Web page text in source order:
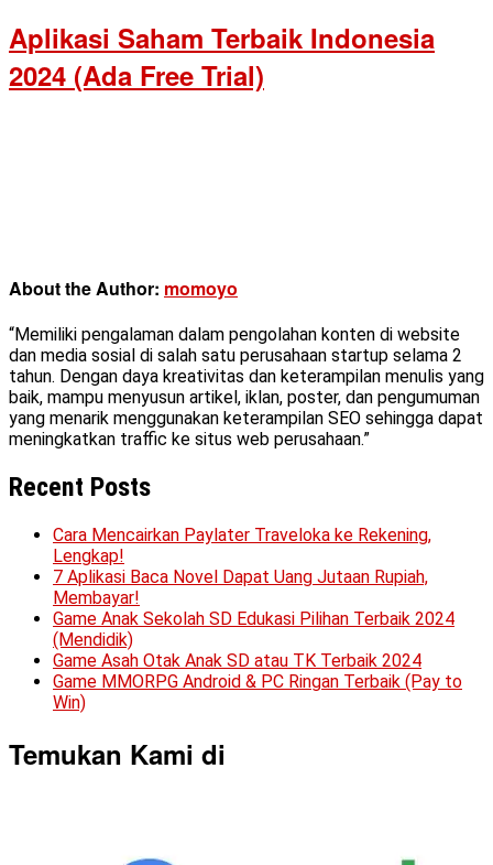
Aplikasi Saham Terbaik Indonesia
2024 (Ada Free Trial)
About the Author: momoyo
“Memiliki pengalaman dalam pengolahan konten di website
dan media sosial di salah satu perusahaan startup selama 2
tahun. Dengan daya kreativitas dan keterampilan menulis yang
baik, mampu menyusun artikel, iklan, poster, dan pengumuman
yang menarik menggunakan keterampilan SEO sehingga dapat
meningkatkan traffic ke situs web perusahaan.”
Recent Posts
Cara Mencairkan Paylater Traveloka ke Rekening,
Lengkap!
7 Aplikasi Baca Novel Dapat Uang Jutaan Rupiah,
Membayar!
Game Anak Sekolah SD Edukasi Pilihan Terbaik 2024
(Mendidik)
Game Asah Otak Anak SD atau TK Terbaik 2024
Game MMORPG Android & PC Ringan Terbaik (Pay to
Win)
Temukan Kami di